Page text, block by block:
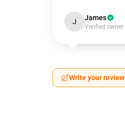
J James
Verified owner
Write your review